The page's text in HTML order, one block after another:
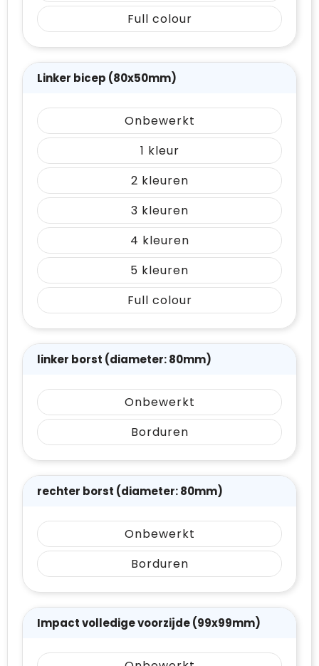
Full colour
Linker bicep (80x50mm)
Onbewerkt
1
2
3
4
5
Full colour
linker borst (diameter: 80mm)
Onbewerkt
Borduren
rechter borst (diameter: 80mm)
Onbewerkt
Borduren
Impact volledige voorzijde (99x99mm)